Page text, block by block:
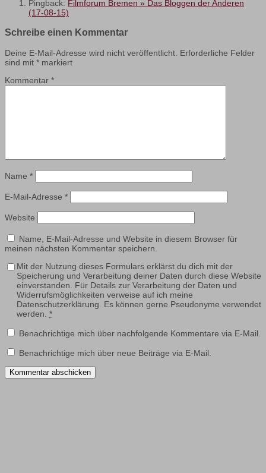
Pingback: Filmforum Bremen » Das Bloggen der Anderen
(17-08-15)
Schreibe einen Kommentar
Deine E-Mail-Adresse wird nicht veröffentlicht. Erforderliche Felder
sind mit * markiert
Kommentar *
Name *
E-Mail-Adresse *
Website
Name, E-Mail-Adresse und Website in diesem Browser für
meinen nächsten Kommentar speichern.
Mit der Nutzung dieses Formulars erklärst du dich mit der
Speicherung und Verarbeitung deiner Daten durch diese Website
einverstanden. Für Details zur Verarbeitung der Daten und
Widerrufsmöglichkeiten verweise auf ich meine
Datenschutzerklärung. Es können gerne Pseudonyme verwendet
werden. *
Benachrichtige mich über nachfolgende Kommentare via E-Mail.
Benachrichtige mich über neue Beiträge via E-Mail.